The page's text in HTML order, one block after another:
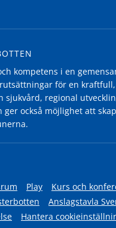
kompetens i en
för en
sjukvård, regional
ger också möjlighet att
Play Kurs och
Anslagstavla
Hantera